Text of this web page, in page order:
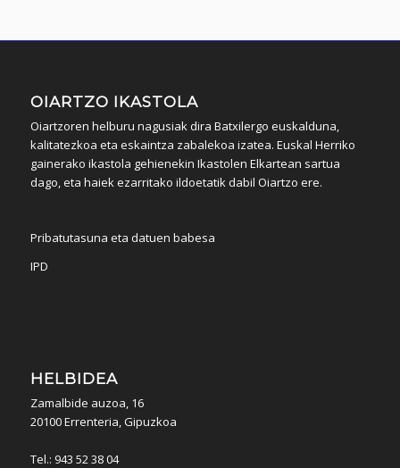
OIARTZO IKASTOLA
Oiartzoren helburu nagusiak dira Batxilergo euskalduna,
kalitatezkoa eta eskaintza zabalekoa izatea. Euskal Herriko
gainerako ikastola gehienekin Ikastolen Elkartean sartua
dago, eta haiek ezarritako ildoetatik dabil Oiartzo ere.
Pribatutasuna eta datuen babesa
IPD
HELBIDEA
Zamalbide auzoa, 16
20100 Errenteria, Gipuzkoa
Tel.: 943 52 38 04